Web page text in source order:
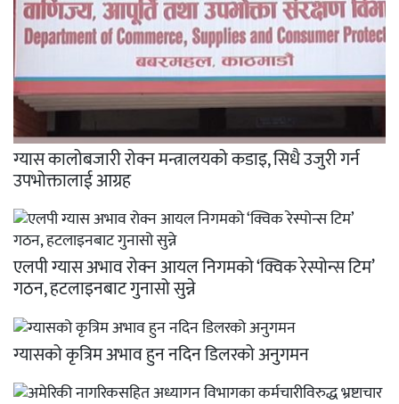
ग्यास कालोबजारी रोक्न मन्त्रालयको कडाइ, सिधै उजुरी गर्न
उपभोक्तालाई आग्रह
एलपी ग्यास अभाव रोक्न आयल निगमको ‘क्विक रेस्पोन्स टिम’
गठन, हटलाइनबाट गुनासो सुन्ने
ग्यासको कृत्रिम अभाव हुन नदिन डिलरको अनुगमन